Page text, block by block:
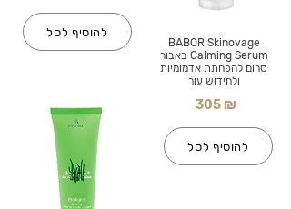
להוסיף לסל
BABOR Skinovage
Calming Serum באבור
סרום להפחתת אדמומיות
ולחידוש עור
305 ₪
להוסיף לסל